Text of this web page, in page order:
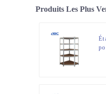
Produits Les Plus